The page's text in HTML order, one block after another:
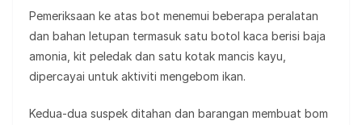
Pemeriksaan ke atas bot menemui beberapa peralatan
dan bahan letupan termasuk satu botol kaca berisi baja
amonia, kit peledak dan satu kotak mancis kayu,
dipercayai untuk aktiviti mengebom ikan.
Kedua-dua suspek ditahan dan barangan membuat bom